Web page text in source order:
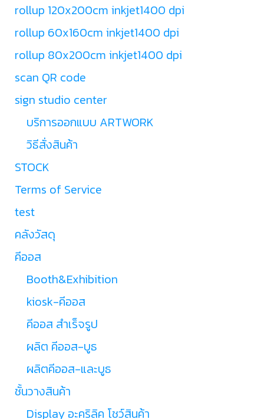
rollup 120x200cm inkjet1400 dpi
rollup 60x160cm inkjet1400 dpi
rollup 80x200cm inkjet1400 dpi
scan QR code
sign studio center
บริการออกแบบ ARTWORK
วิธีสั่งสินค้า
STOCK
Terms of Service
test
คลังวัสดุ
คีออส
Booth&Exhibition
kiosk-คีออส
คีออส สำเร็จรูป
ผลิต คีออส-บูธ
ผลิตคีออส-และบูธ
ชั้นวางสินค้า
Display อะคริลิค โชว์สินค้า